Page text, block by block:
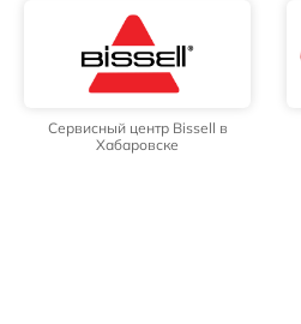
Сервисный центр Bissell в
Хабаровске